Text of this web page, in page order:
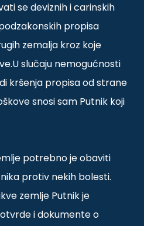
se deviznih i carinskih
propisa
zemalja kroz koje
slučaju nemogućnosti
kršenja propisa od strane
snosi sam Putnik koji
potrebno je obaviti
protiv nekih bolesti.
zemlje Putnik je
i dokumente o